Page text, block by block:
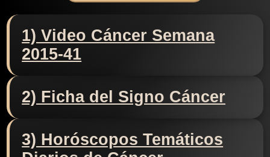
1) Video Cáncer Semana
2015-41
2) Ficha del Signo Cáncer
3) Horóscopos Temáticos